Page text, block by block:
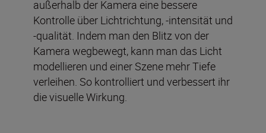
außerhalb der Kamera eine bessere
Kontrolle über Lichtrichtung, -intensität und
-qualität. Indem man den Blitz von der
Kamera wegbewegt, kann man das Licht
modellieren und einer Szene mehr Tiefe
verleihen. So kontrolliert und verbessert ihr
die visuelle Wirkung.